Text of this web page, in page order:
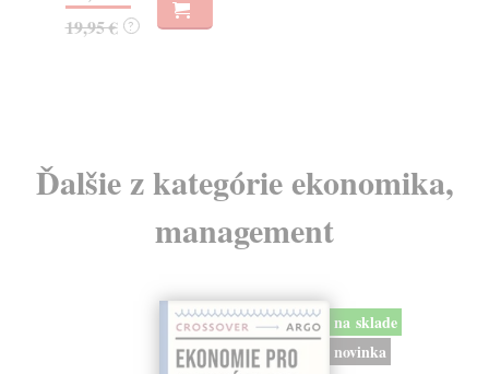
32,85 € ?
Ďalšie z kategórie ekonomika,
management
na sklade
novinka